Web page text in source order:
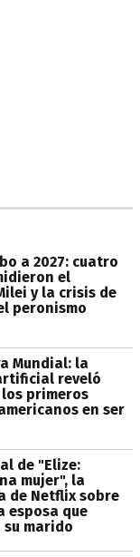
a 2027: cuatro
el
y la crisis de
peronismo
Mundial: la
reveló
primeros
en ser
de "Elize:
mujer", la
de Netflix sobre
esposa que
marido